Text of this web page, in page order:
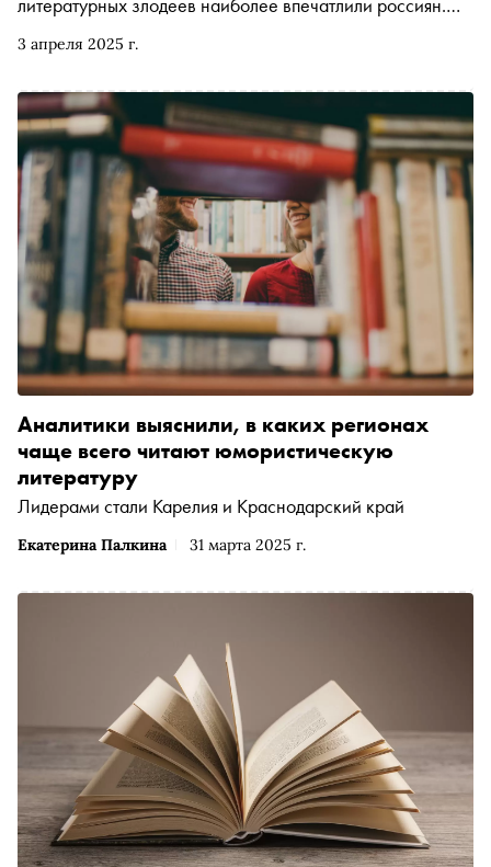
3 апреля 2025 г.
качество злодея — это жестокость. Далее идут безумие
вызывают у читателей интерес (65 %), ненависть (45 %) и
жалость (23 %). «Сноб» не остался в стороне от этих
наблюдений и подготовил субъективный тест,
посвященный отрицательным персонажам в мировой
литературе
Екатерина Палкина 31 марта 2025 г.
Аналитики выяснили, в каких регионах
чаще всего читают юмористическую
литературу
Лидерами стали Карелия и Краснодарский край